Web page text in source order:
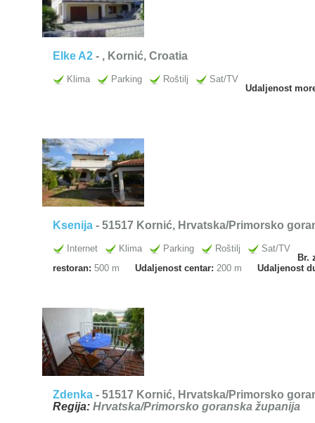
Elke A2 - , Kornić, Croatia
Klima Parking Roštilj
Sat/TV
Udaljenost
Ksenija - 51517 Kornić, Hrvatska/Primorsko
Internet Klima Parking Roštilj
Sat/TV
Br.
restoran: 500 m Udaljenost centar: 200 m Udaljenost
Zdenka - 51517 Kornić, Hrvatska/Primorsko
Regija: Hrvatska/Primorsko goranska županija